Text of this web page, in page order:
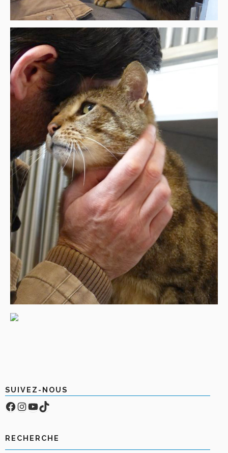
SUIVEZ-NOUS
Facebook
Compte Instagram
YouTube
TikTok
RECHERCHE